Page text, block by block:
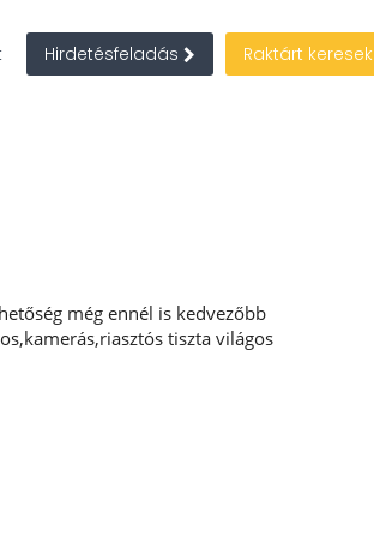
Hirdetésfeladás Raktárt keresek
még ennél is kedvezőbb
tiszta világos